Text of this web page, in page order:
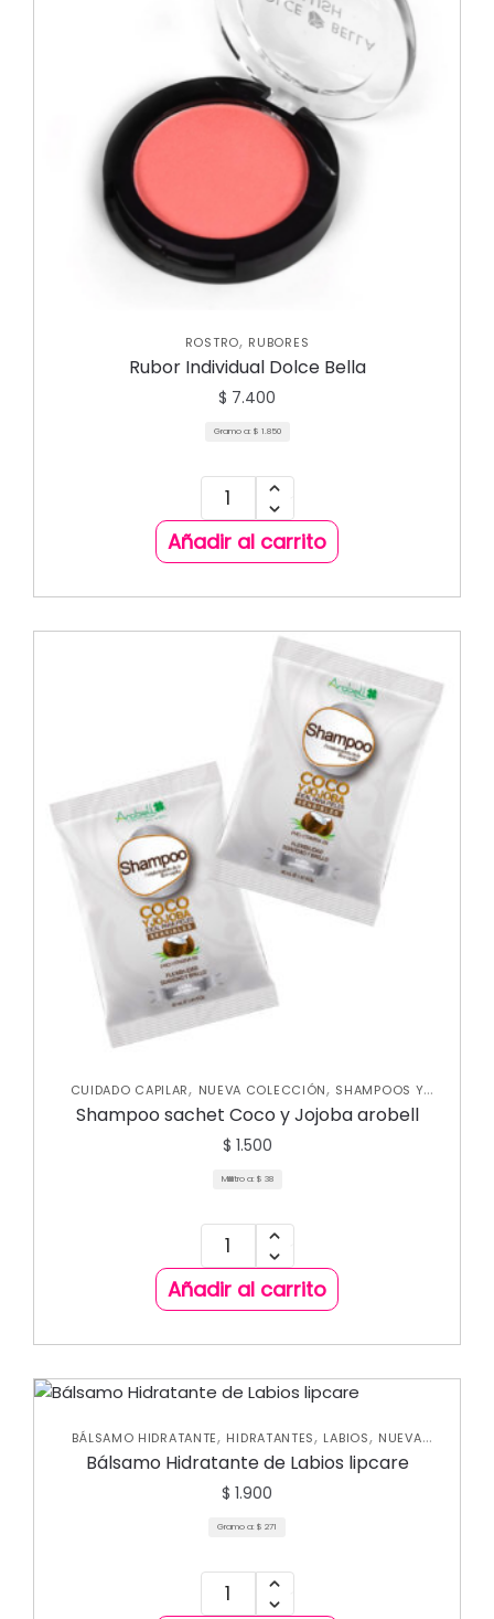
ROSTRO, RUBORES
Rubor Individual Dolce Bella
$ 7.400
Gramo a: $ 1.850
Añadir al carrito
CUIDADO CAPILAR, NUEVA COLECCIÓN, SHAMPOOS Y
ACONDICIONADORES ,TRATAMIENTOS CAPILARES
Shampoo sachet Coco y Jojoba arobell
$ 1.500
Mililitro a: $ 38
Añadir al carrito
BÁLSAMO HIDRATANTE, HIDRATANTES, LABIOS, NUEVA
COLECCIÓN
Bálsamo Hidratante de Labios lipcare
$ 1.900
Gramo a: $ 271